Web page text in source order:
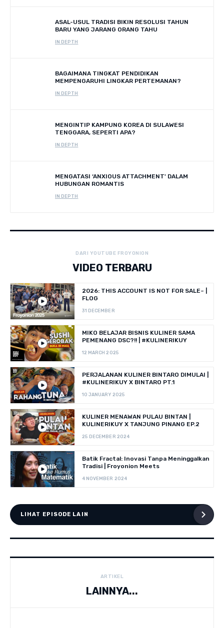
ASAL-USUL TRADISI BIKIN RESOLUSI TAHUN
BARU YANG JARANG ORANG TAHU
IN DEPTH
BAGAIMANA TINGKAT PENDIDIKAN
MEMPENGARUHI LINGKAR PERTEMANAN?
IN DEPTH
MENGINTIP KAMPUNG KOREA DI SULAWESI
TENGGARA, SEPERTI APA?
IN DEPTH
MENGATASI ‘ANXIOUS ATTACHMENT' DALAM
HUBUNGAN ROMANTIS
IN DEPTH
DARI YOUTUBE FROYONION
VIDEO TERBARU
2026: THIS ACCOUNT IS NOT FOR SALE~ |
FLOG
31 DECEMBER
MIKO BELAJAR BISNIS KULINER SAMA
PEMENANG DSC?!! | #KULINERIKUY
12 MARCH 2025
PERJALANAN KULINER BINTARO DIMULAI |
#KULINERIKUY X BINTARO PT.1
10 JANUARY 2025
KULINER MENAWAN PULAU BINTAN |
KULINERIKUY X TANJUNG PINANG EP.2
25 DECEMBER 2024
Batik Fractal: Inovasi Tanpa Meninggalkan
Tradisi | Froyonion Meets
4 NOVEMBER 2024
LIHAT EPISODE LAIN
ARTIKEL
LAINNYA...